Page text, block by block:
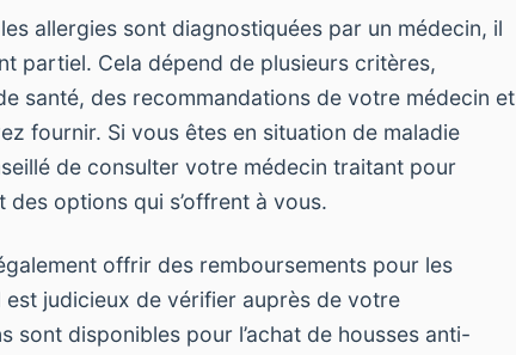
allergies sont diagnostiquées par un médecin, il
partiel. Cela dépend de plusieurs critères,
santé, des recommandations de votre médecin et
fournir. Si vous êtes en situation de maladie
de consulter votre médecin traitant pour
options qui s’offrent à vous.
offrir des remboursements pour les
judicieux de vérifier auprès de votre
sont disponibles pour l’achat de housses anti-